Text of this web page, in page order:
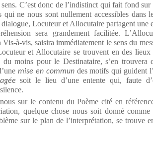
C’est donc de l’indistinct qui fait fond
qui ne nous sont nullement accessibles dans
dialogue, Locuteur et Allocutaire partagent une
sera grandement facilitée.
Vis-à-vis, saisira immédiatement le sens du
et Allocutaire se trouvent en des
du moins pour le Destinataire, s’en trouvera
mise en commundes motifs qui guident
soit le lieu d’une entente qui, faute
sur le contenu du Poème cité en
quelque chose nous soit donné
sur le plan de l’interprétation, se trouve